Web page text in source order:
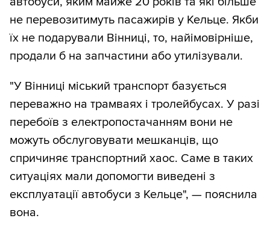
не перевозитимуть пасажирів у Кельце. Якби
їх не подарували Вінниці, то, найімовірніше,
продали б на запчастини або утилізували.
"У Вінниці міський транспорт базується
переважно на трамваях і тролейбусах. У разі
перебоїв з електропостачанням вони не
можуть обслуговувати мешканців, що
спричиняє транспортний хаос. Саме в таких
ситуаціях мали допомогти виведені з
експлуатації автобуси з Кельце", — пояснила
вона.